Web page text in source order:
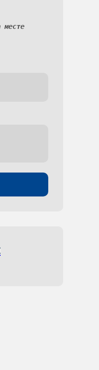
месте